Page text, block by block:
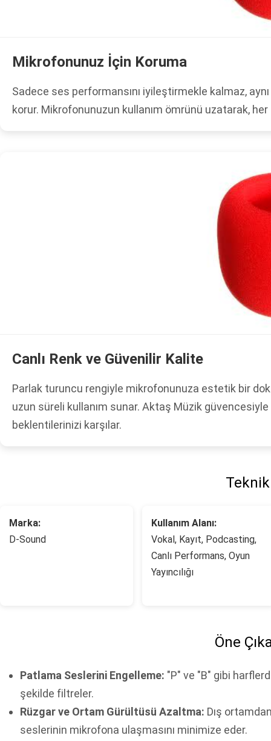
Mikrofonunuz İçin Koruma
Sadece ses performansını iyileştirmekle kalmaz,
korur. Mikrofonunuzun kullanım ömrünü uzatarak,
Canlı Renk ve Güvenilir Kalite
Parlak turuncu rengiyle mikrofonunuza estetik bir
uzun süreli kullanım sunar. Aktaş Müzik
beklentilerinizi karşılar.
Marka:
D-Sound
Kullanım Alanı:
Vokal, Kayıt, Podcasting,
Canlı Performans, Oyun
Yayıncılığı
Öne
Patlama Seslerini Engelleme: "P" ve "B" gibi
şekilde filtreler.
Rüzgar ve Ortam Gürültüsü Azaltma: Dış
seslerinin mikrofona ulaşmasını minimize eder.